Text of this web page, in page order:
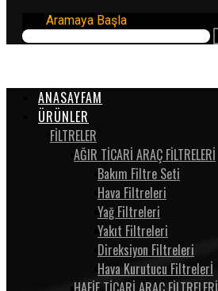
Aramaya Başla
ANASAYFAM
ÜRÜNLER
FİLTRELER
AĞIR TİCARİ ARAÇ FİLTRELERİ
Bakım Filtre Seti
Hava Filtreleri
Yağ Filtreleri
Yakıt Filtreleri
Direksiyon Filtreleri
Hava Kurutucu Filtrelerİ